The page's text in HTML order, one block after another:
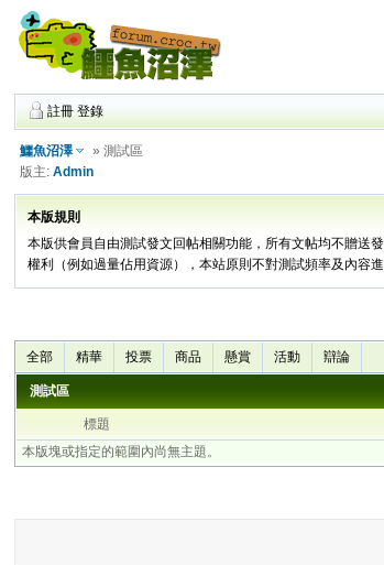
註冊 登錄
鱷魚沼澤
» 測試區
版主:Admin
本版規則
本版供會員自由測試發文回帖相關功能，所有文帖均不贈送
權利（例如過量佔用資源），本站原則不對測試頻率及內容
全部 精華 投票 商品 懸賞 活動 辯論
測試區
標題
本版塊或指定的範圍內尚無主題。